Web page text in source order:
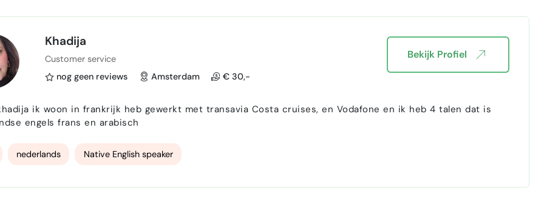
Khadija
Customer service
nog geen reviews
Amsterdam € 30,-
ik woon in frankrijk heb gewerkt met transavia Costa cruises, en Vodafone en ik heb 4 talen dat is
engels frans en arabisch
nederlands Native English speaker
Bekijk Profiel